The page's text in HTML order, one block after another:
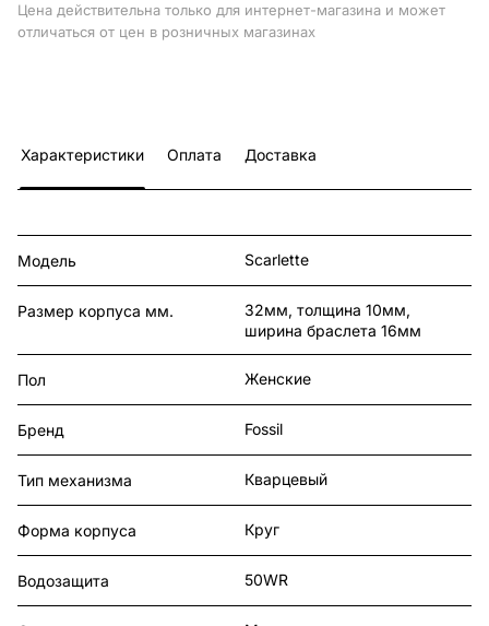
Цена действительна только для интернет-магазина и может
отличаться от цен в розничных магазинах
Характеристики Оплата Доставка
Модель Scarlette
Размер корпуса мм.
32мм, толщина 10мм,
ширина браслета 16мм
Пол Женские
Бренд Fossil
Тип механизма Кварцевый
Форма корпуса Круг
Водозащита 50WR